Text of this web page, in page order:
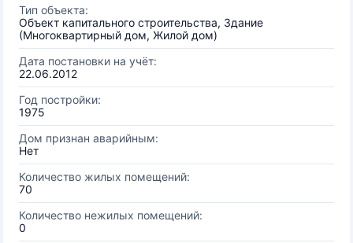
Тип объекта:
Объект капитального строительства, Здание
(Многоквартирный дом, Жилой дом)
Дата постановки на учёт:
22.06.2012
Год постройки:
1975
Дом признан аварийным:
Нет
Количество жилых помещений:
70
Количество нежилых помещений:
0